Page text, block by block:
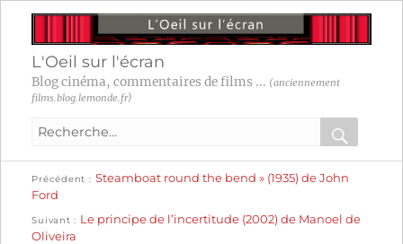
L'Oeil sur l'écran
Blog cinéma, commentaires de films ... (anciennement
films.blog.lemonde.fr)
Recherche
:
OK
Navigation
de
Précédent
précédente :
Steamboat round the bend » (1935) de John
Ford
Suivant
suivante :
Le principe de l’incertitude (2002) de Manoel de
Oliveira